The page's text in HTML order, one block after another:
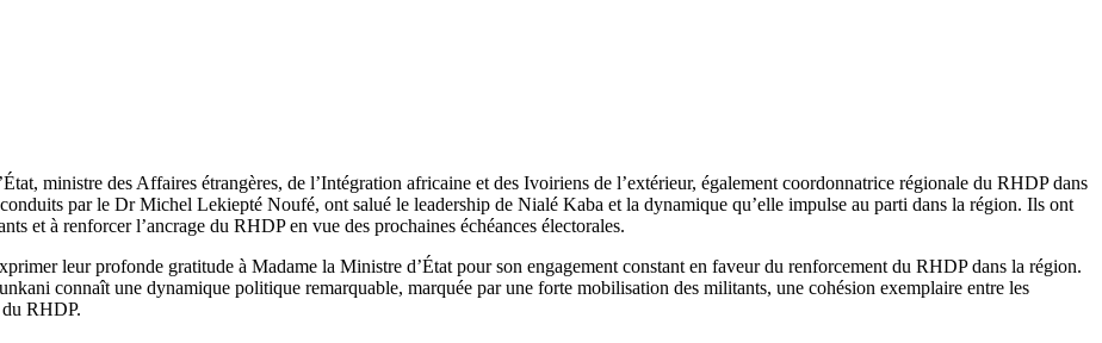
ministre des Affaires étrangères, de l’Intégration africaine et des Ivoiriens de l’extérieur, également coordonnatrice régionale du RHDP dans
par le Dr Michel Lekiepté Noufé, ont salué le leadership de Nialé Kaba et la dynamique qu’elle impulse au parti dans la région. Ils ont
et à renforcer l’ancrage du RHDP en vue des prochaines échéances électorales.
leur profonde gratitude à Madame la Ministre d’État pour son engagement constant en faveur du renforcement du RHDP dans la région.
connaît une dynamique politique remarquable, marquée par une forte mobilisation des militants, une cohésion exemplaire entre les
RHDP.